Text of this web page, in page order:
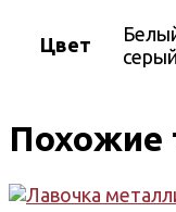
Цвет
серый
Похожие